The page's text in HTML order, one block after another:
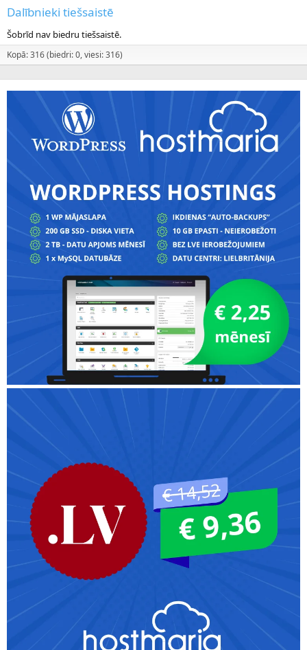
Dalībnieki tiešsaistē
Šobrīd nav biedru tiešsaistē.
Kopā: 316 (biedri: 0, viesi: 316)